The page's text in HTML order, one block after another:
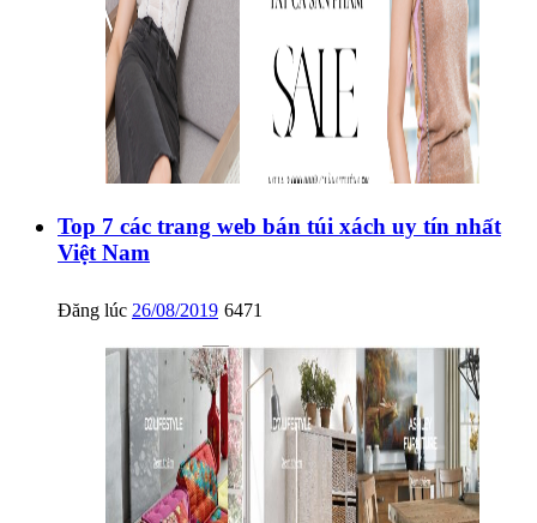
Top 7 các trang web bán túi xách uy tín nhất
Việt Nam
Đăng lúc 26/08/2019 6471